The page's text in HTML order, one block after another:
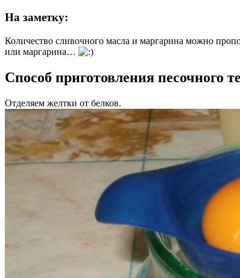
На заметку:
Количество сливочного масла и маргарина можно
или маргарина…
Способ приготовления песочного
Отделяем желтки от белков.